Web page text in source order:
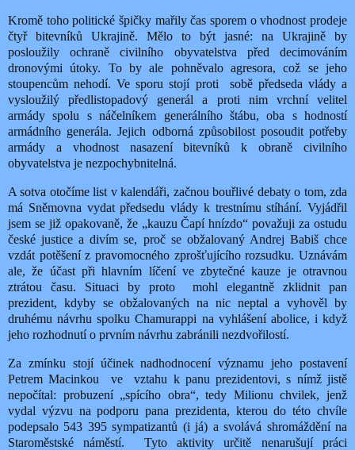
Kromě toho politické špičky mařily čas sporem o vhodnost prodeje
čtyř bitevníků Ukrajině. Mělo to být jasné: na Ukrajině by
posloužily ochraně civilního obyvatelstva před decimováním
dronovými útoky. To by ale pohněvalo agresora, což se jeho
stoupencům nehodí. Ve sporu stojí proti
sobě předseda vlády a
vysloužilý předlistopadový generál a proti nim vrchní velitel
armády spolu s náčelníkem generálního štábu, oba s hodností
armádního generála. Jejich odborná způsobilost posoudit potřeby
armády a vhodnost nasazení bitevníků k obraně civilního
obyvatelstva je nezpochybnitelná.
A sotva otočíme list v kalendáři, začnou bouřlivé debaty o tom, zda
má Sněmovna vydat předsedu vlády k trestnímu stíhání. Vyjádřil
jsem se již opakovaně, že „kauzu Čapí hnízdo“ považuji za ostudu
české justice a divím se, proč se obžalovaný Andrej Babiš chce
vzdát potěšení z pravomocného zprošťujícího rozsudku. Uznávám
ale, že účast při hlavním líčení ve zbytečné kauze je otravnou
ztrátou času. Situaci by proto
mohl elegantně zklidnit pan
prezident, kdyby se obžalovaných na nic neptal a vyhověl by
druhému návrhu spolku Chamurappi na vyhlášení abolice, i když
jeho rozhodnutí o prvním návrhu zabránili nezdvořilostí.
Za zmínku stojí účinek nadhodnocení významu jeho postavení
Petrem Macinkou
ve
vztahu k panu prezidentovi, s nímž jistě
nepočítal: probuzení „spícího obra“, tedy Milionu chvilek, jenž
vydal výzvu na podporu pana prezidenta, kterou do této chvíle
podepsalo 543 395 sympatizantů (i já) a svolává shromáždění na
Staroměstské náměstí.
Tyto aktivity určitě nenarušují práci